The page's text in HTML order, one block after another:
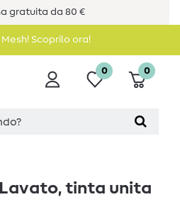
gratuita da 80 €
Mesh! Scoprilo ora!
0 0
tinta unita